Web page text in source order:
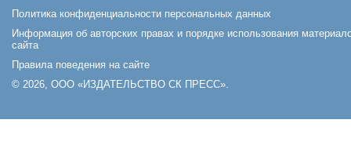
Политика конфиденциальности персональных данных
Информация об авторских правах и порядке использования
сайта
Правила поведения на сайте
© 2026, ООО «ИЗДАТЕЛЬСТВО СК ПРЕСС».